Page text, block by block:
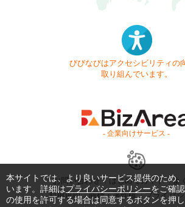
びびなびはアクセシビリティの
取り組んでいます。
- 企業向けサービス -
お問い合わせ はじめてガイド
よ
利用規約
商標・著作権 プライバ
本サイトでは、より良いサービス提供のため
います。詳細はプライバシーポリシーをご確
の使用を許可する場合は同意するボタンを押